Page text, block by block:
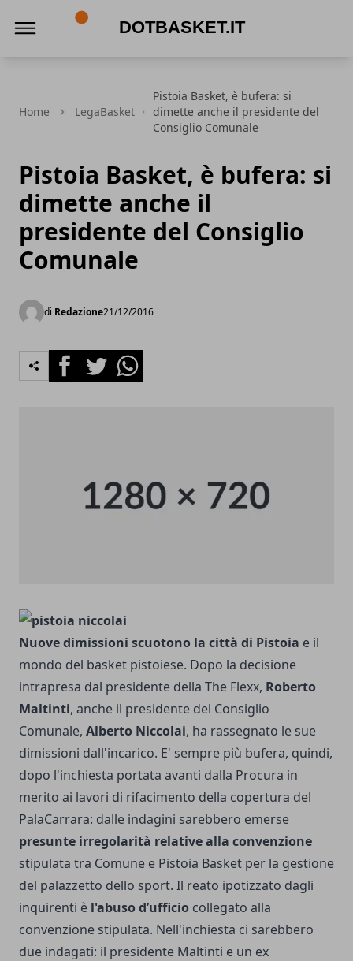
Home LegaBasket
Pistoia Basket, è bufera: si
dimette anche il presidente del
Consiglio Comunale
Pistoia Basket, è bufera: si
dimette anche il
presidente del Consiglio
Comunale
di Redazione21/12/2016
FacebookTwitterWhatsapp
Nuove dimissioni scuotono la città di Pistoia e il
mondo del basket pistoiese. Dopo la decisione
intrapresa dal presidente della The Flexx, Roberto
Maltinti, anche il presidente del Consiglio
Comunale, Alberto Niccolai, ha rassegnato le sue
dimissioni dall'incarico. E' sempre più bufera, quindi,
dopo l'inchiesta portata avanti dalla Procura in
merito ai lavori di rifacimento della copertura del
PalaCarrara: dalle indagini sarebbero emerse
presunte irregolarità relative alla convenzione
stipulata tra Comune e Pistoia Basket per la gestione
del palazzetto dello sport. Il reato ipotizzato dagli
inquirenti è l'abuso d’ufficio collegato alla
convenzione stipulata. Nell'inchiesta ci sarebbero
due indagati: il presidente Maltinti e un ex